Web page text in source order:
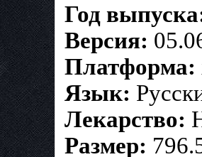
Год
Версия:
Платформа:
Язык:
Лекарство:
Размер: